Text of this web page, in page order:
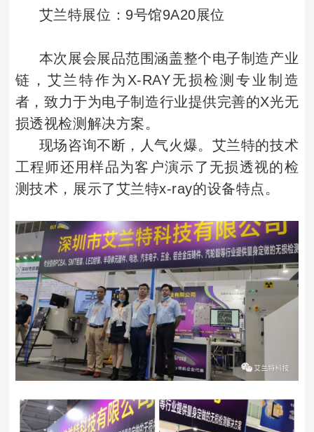
艾兰特展位 ：9号馆9A20展位
本次展会展品范围涵盖整个电子制造产业
链，艾兰特作为X-RAY无损检测专业制造
者，致力于为电子制造行业提供完善的X光无
损透视检测解决方案。
现场咨询不断，人气火爆。艾兰特的技术
工程师还用样品为客户演示了无损透视的检
测技术，展示了艾兰特x-ray的设备特点。